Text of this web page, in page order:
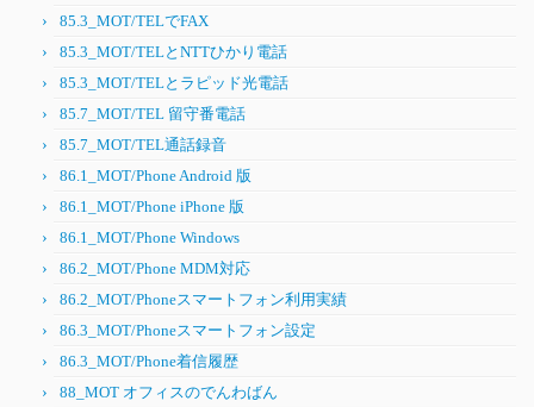
85.3_MOT/TELでFAX
85.3_MOT/TELとNTTひかり電話
85.3_MOT/TELとラピッド光電話
85.7_MOT/TEL 留守番電話
85.7_MOT/TEL通話録音
86.1_MOT/Phone Android 版
86.1_MOT/Phone iPhone 版
86.1_MOT/Phone Windows
86.2_MOT/Phone MDM対応
86.2_MOT/Phoneスマートフォン利用実績
86.3_MOT/Phoneスマートフォン設定
86.3_MOT/Phone着信履歴
88_MOT オフィスのでんわばん